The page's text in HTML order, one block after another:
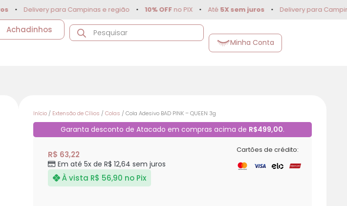
Delivery para Campinas e região • 10% OFFno PIX • Até 5X sem juros • Delivery para Campinas e
Achadinhos
Minha Conta
Início / Extensão de Cílios / Colas / Cola Adesivo BAD PINK – QUEEN 3g
Garanta desconto de Atacado em compras acima de R$499,00.
Cartões de crédito:
R$ 63,22
Em até 5x de R$ 12,64 sem juros
À vista R$ 56,90 no Pix